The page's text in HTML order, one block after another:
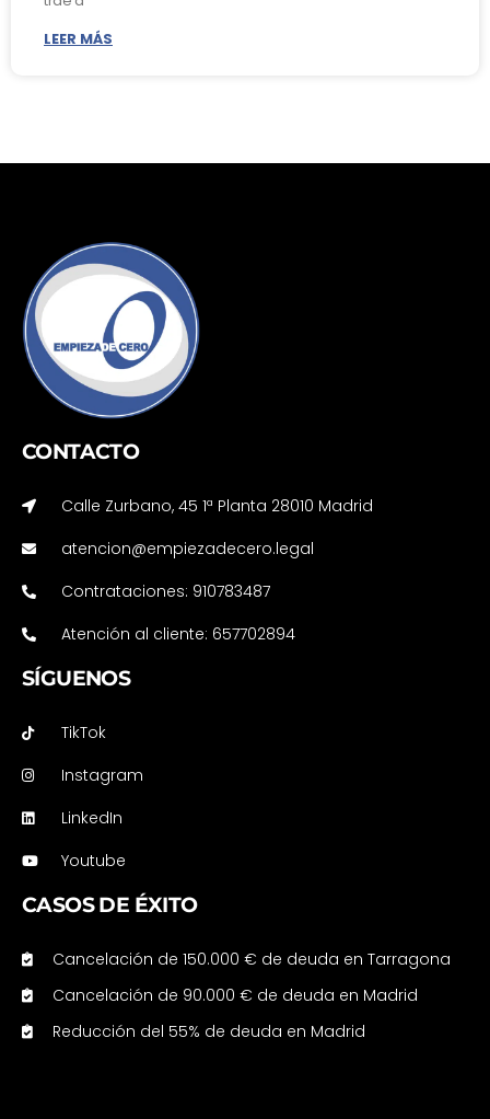
LEER MÁS
CONTACTO
Calle Zurbano, 45 1ª Planta 28010 Madrid
atencion@empiezadecero.legal
Contrataciones: 910783487
Atención al cliente: 657702894
SÍGUENOS
TikTok
Instagram
LinkedIn
Youtube
CASOS DE ÉXITO
Cancelación de 150.000 € de deuda en Tarragona
Cancelación de 90.000 € de deuda en Madrid
Reducción del 55% de deuda en Madrid